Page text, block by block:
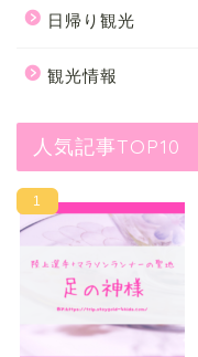
日帰り観光
観光情報
人気記事TOP10